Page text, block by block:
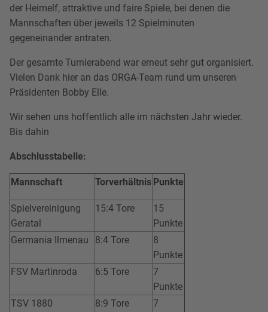
der Heimelf, attraktive und faire Spiele, bei denen die
Mannschaften über jeweils 12 Spielminuten
gegeneinander antraten.
Der gesamte Turnierabend war erneut sehr gut organisiert.
Vielen Dank hier an das ORGA-Team rund um unseren
Präsidenten Bobby Elle.
Wir sehen uns hoffentlich alle im nächsten Jahr wieder.
Bis dahin
Abschlusstabelle:
Mannschaft Torverhältnis Punkte
Spielvereinigung
Geratal
15:4 Tore
15
Punkte
Germania Ilmenau
8:4 Tore
8
Punkte
FSV Martinroda
6:5 Tore
7
Punkte
TSV 1880
8:9 Tore
7